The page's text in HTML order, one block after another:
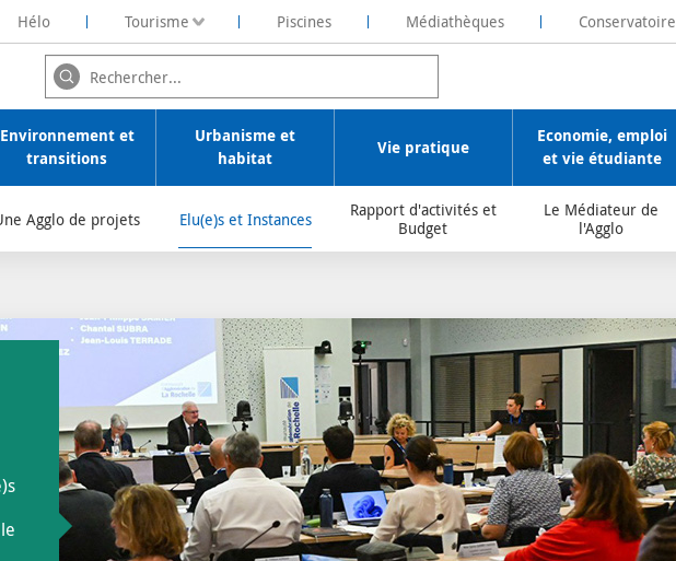
de Rénovation Energétique
Hélo Tourisme Piscines Médiathèques Conservatoire
Agglo de projets Elu(e)s et Instances
Rapport d'activités et
Budget
Le Médiateur de
l'Agglo
Environnement et
transitions
Urbanisme et
habitat
Vie pratique
Economie, emploi
et vie étudiante